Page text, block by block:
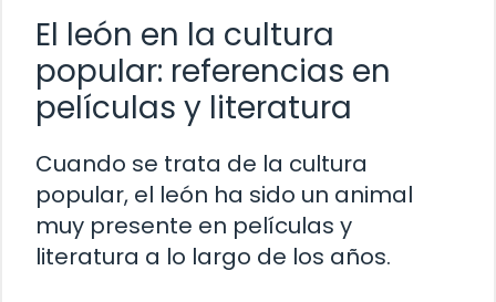
El león en la cultura
popular: referencias en
películas y literatura
Cuando se trata de la cultura
popular, el león ha sido un animal
muy presente en películas y
literatura a lo largo de los años.